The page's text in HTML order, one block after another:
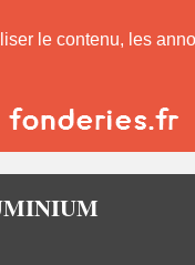
le contenu, les